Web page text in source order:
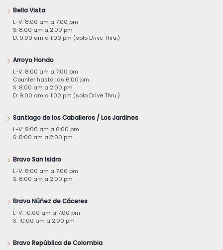
Bella Vista
L-V: 8:00 am a 7:00 pm
S: 8:00 am a 2:00 pm
D: 9:00 am a 1:00 pm (solo Drive Thru.)
Arroyo Hondo
L-V: 8:00 am a 7:00 pm
Counter hasta las 6:00 pm
S: 8:00 am a 2:00 pm
D: 9:00 am a 1:00 pm (solo Drive Thru.)
Santiago de los Caballeros / Los Jardines
L-V: 9:00 am a 6:00 pm
S: 8:00 am a 2:00 pm
Bravo San Isidro
L-V: 8:00 am a 7:00 pm
S: 8:00 am a 2:00 pm
Bravo Núñez de Cáceres
L-V: 10:00 am a 7:00 pm
S: 10:00 am a 2:00 pm
Bravo República de Colombia